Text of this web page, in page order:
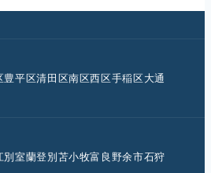
豊平区清田区南区西区手稲区大通
別室蘭登別苫小牧富良野余市石狩